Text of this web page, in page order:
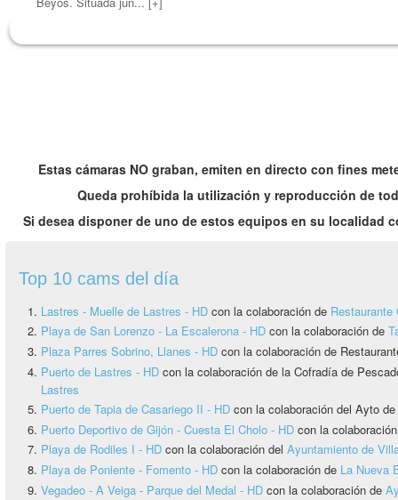
Estas cámaras NO graban, emiten en directo con fines
Queda prohíbida la utilización y reproducción de
Si desea disponer de uno de estos equipos en su localidad
Top 10 cams del día
Lastres - Muelle de Lastres - HD con la colaboración de
Playa de San Lorenzo - La Escalerona - HD con la colaboración de
Plaza Parres Sobrino, Llanes - HD con la colaboración de
Puerto de Lastres - HD con la colaboración de la Cofradía de
Lastres
Puerto de Tapia de Casariego II - HD con la colaboración del Ayto
Puerto Deportivo de Gijón - Cuesta El Cholo - HD con la
Playa de Rodiles I - HD con la colaboración del Ayuntamiento de
Playa de Poniente - Fomento - HD con la colaboración de La Nueva
Vegadeo - A Veiga - Parque del Medal - HD con la colaboración de